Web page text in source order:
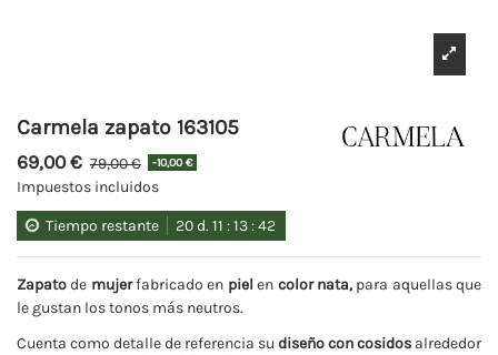
Carmela zapato 163105
69,00 € 79,00 € -10,00 €
Impuestos incluidos
Tiempo restante 20d. 11 :13 :41
Zapatode mujerfabricado en piel en color nata,para aquellas que
le gustan los tonos más neutros.
Cuenta como detalle de referencia su diseño con cosidos alrededor